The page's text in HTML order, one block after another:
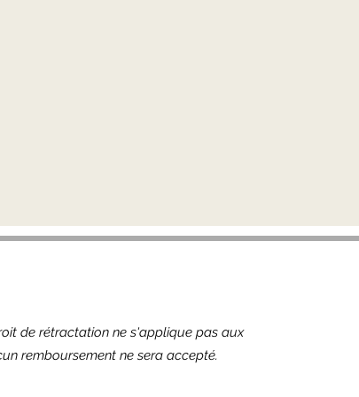
de rétractation ne s'applique pas aux
remboursement ne sera accepté.